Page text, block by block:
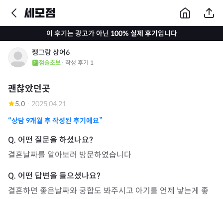
이 후기는 광고가 아닌 100% 실제 후기입니다
쨍그랑 상어6
점술초보· 작성 후기 1
괜찮았던곳
5.0 · 2025.04.21
“상담9개월 후 작성된 후기에요”
결혼날짜를 알아보러 방문하였습니다
결혼하면 좋은날짜와 궁합도 봐주시고 아기를 언제 낳는게 좋